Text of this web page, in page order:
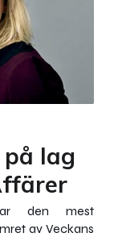
lag
den mest
av Veckans